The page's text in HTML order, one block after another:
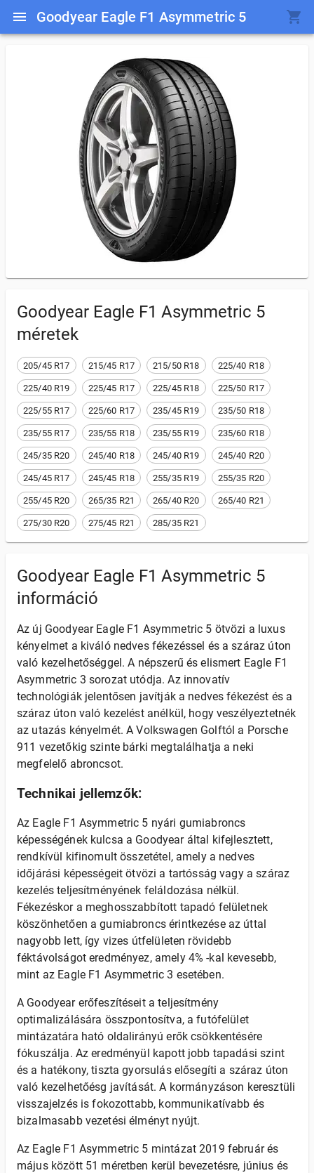
Goodyear Eagle F1 Asymmetric 5
Goodyear Eagle F1 Asymmetric 5
méretek
205/45 R17 215/45 R17 215/50 R18 225/40 R18
225/40 R19 225/45 R17 225/45 R18 225/50 R17
225/55 R17 225/60 R17 235/45 R19 235/50 R18
235/55 R17 235/55 R18 235/55 R19 235/60 R18
245/35 R20 245/40 R18 245/40 R19 245/40 R20
245/45 R17 245/45 R18 255/35 R19 255/35 R20
255/45 R20 265/35 R21 265/40 R20 265/40 R21
275/30 R20 275/45 R21 285/35 R21
Goodyear Eagle F1 Asymmetric 5
információ
Az új Goodyear Eagle F1 Asymmetric 5 ötvözi a luxus
kényelmet a kiváló nedves fékezéssel és a száraz úton
való kezelhetőséggel. A népszerű és elismert Eagle F1
Asymmetric 3 sorozat utódja. Az innovatív
technológiák jelentősen javítják a nedves fékezést és a
száraz úton való kezelést anélkül, hogy veszélyeztetnék
az utazás kényelmét. A Volkswagen Golftól a Porsche
911 vezetőkig szinte bárki megtalálhatja a neki
megfelelő abroncsot.
Technikai jellemzők:
Az Eagle F1 Asymmetric 5 nyári gumiabroncs
képességének kulcsa a Goodyear által kifejlesztett,
rendkívül kifinomult összetétel, amely a nedves
időjárási képességeit ötvözi a tartósság vagy a száraz
kezelés teljesítményének feláldozása nélkül.
Fékezéskor a meghosszabbított tapadó felületnek
köszönhetően a gumiabroncs érintkezése az úttal
nagyobb lett, így vizes útfelületen rövidebb
féktávolságot eredményez, amely 4% -kal kevesebb,
mint az Eagle F1 Asymmetric 3 esetében.
A Goodyear erőfeszítéseit a teljesítmény
optimalizálására összpontosítva, a futófelület
mintázatára ható oldalirányú erők csökkentésére
fókuszálja. Az eredményül kapott jobb tapadási szint
és a hatékony, tiszta gyorsulás elősegíti a száraz úton
való kezelhetőésg javítását. A kormányzáson keresztüli
visszajelzés is fokozottabb, kommunikatívabb és
bizalmasabb vezetési élményt nyújt.
Az Eagle F1 Asymmetric 5 mintázat 2019 február és
május között 51 méretben kerül bevezetésre, június és